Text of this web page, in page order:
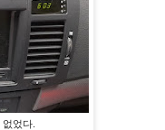
었다.